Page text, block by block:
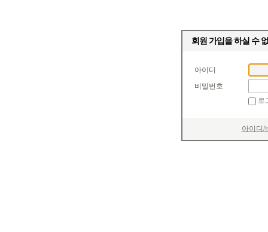
회원 가입을 하실 수
아이디
비밀번호
로
아이디/